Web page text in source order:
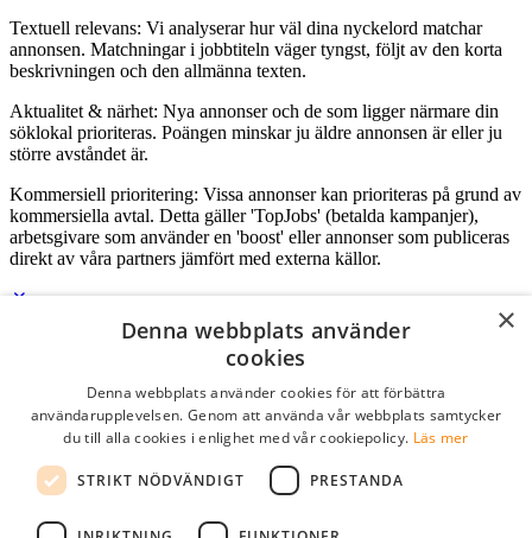
Textuell relevans: Vi analyserar hur väl dina nyckelord matchar
annonsen. Matchningar i jobbtiteln väger tyngst, följt av den korta
beskrivningen och den allmänna texten.
Aktualitet & närhet: Nya annonser och de som ligger närmare din
söklokal prioriteras. Poängen minskar ju äldre annonsen är eller ju
större avståndet är.
Kommersiell prioritering: Vissa annonser kan prioriteras på grund av
kommersiella avtal. Detta gäller 'TopJobs' (betalda kampanjer),
arbetsgivare som använder en 'boost' eller annonser som publiceras
direkt av våra partners jämfört med externa källor.
Lösenord
kom ihåg mig
logga in
×
Denna webbplats använder
cookies
Denna webbplats använder cookies för att förbättra
användarupplevelsen. Genom att använda vår webbplats samtycker
du till alla cookies i enlighet med vår cookiepolicy. Läs mer
STRIKT NÖDVÄNDIGT PRESTANDA